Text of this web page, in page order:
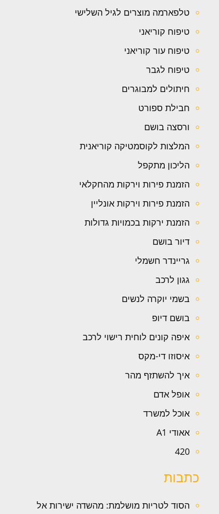
טלפארמה מוצרים לגיל השלישי
טיפוח קוריאני
טיפוח עור קוריאני
טיפוח לגבר
חיתולים למבוגרים
חבילת ספורט
ורסצה בושם
המלצות לקוסמטיקה קוריאנית
הליכון מתקפל
הזמנת פירות וירקות מהחקלאי
הזמנת פירות וירקות אונליין
הזמנת ירקות בכמויות גדולות
דיור בושם
גריינדר חשמלי
גגון לרכב
בשמי יוקרה לנשים
בושם דיופ
איפה קונים לוחית רישוי לרכב
איסוזו די-מקס
איך להשתזף מהר
אופל אדם
אוכל למשרד
אאודי A1
420
כתבות
הסוד לטריות מושלמת: מהשדה ישירות אל